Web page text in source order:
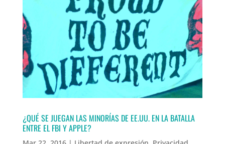
¿QUÉ SE JUEGAN LAS MINORÍAS DE EE.UU. EN LA BATALLA
ENTRE EL FBI Y APPLE?